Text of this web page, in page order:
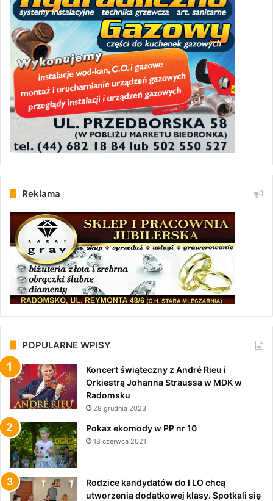
Reklama
POPULARNE WPISY
Koncert świąteczny z André Rieu i
Orkiestrą Johanna Straussa w MDK w
Radomsku
28 grudnia 2023
Pokaz ekomody w PP nr 10
18 czerwca 2021
Rodzice kandydatów do I LO chcą
utworzenia dodatkowej klasy. Spotkali się